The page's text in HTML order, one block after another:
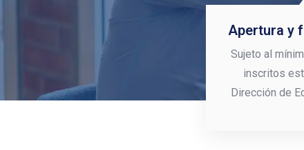
Apertura y
Sujeto al
inscritos
Dirección de